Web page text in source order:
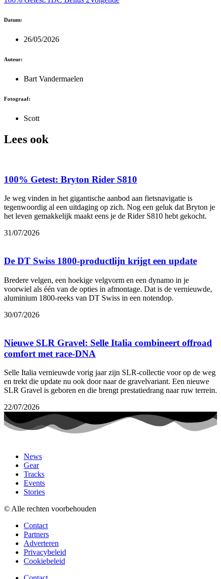
Datum:
26/05/2026
Auteur:
Bart Vandermaelen
Fotograaf:
Scott
Lees ook
100% Getest: Bryton Rider S810
Je weg vinden in het gigantische aanbod aan fietsnavigatie is
tegenwoordig al een uitdaging op zich. Nog een geluk dat Bryton je
het leven gemakkelijk maakt eens je de Rider S810 hebt gekocht.
31/07/2026
De DT Swiss 1800-productlijn krijgt een update
Bredere velgen, een hoekige velgvorm en een dynamo in je
voorwiel als één van de opties in afmontage. Dat is de vernieuwde,
aluminium 1800-reeks van DT Swiss in een notendop.
30/07/2026
Nieuwe SLR Gravel: Selle Italia combineert offroad
comfort met race-DNA
Selle Italia vernieuwde vorig jaar zijn SLR-collectie voor op de weg
en trekt die update nu ook door naar de gravelvariant. Een nieuwe
SLR Gravel is geboren en die brengt prestatiedrang naar ruw terrein.
22/07/2026
News
Gear
Tracks
Events
Stories
© Alle rechten voorbehouden
Contact
Partners
Adverteren
Privacybeleid
Cookiebeleid